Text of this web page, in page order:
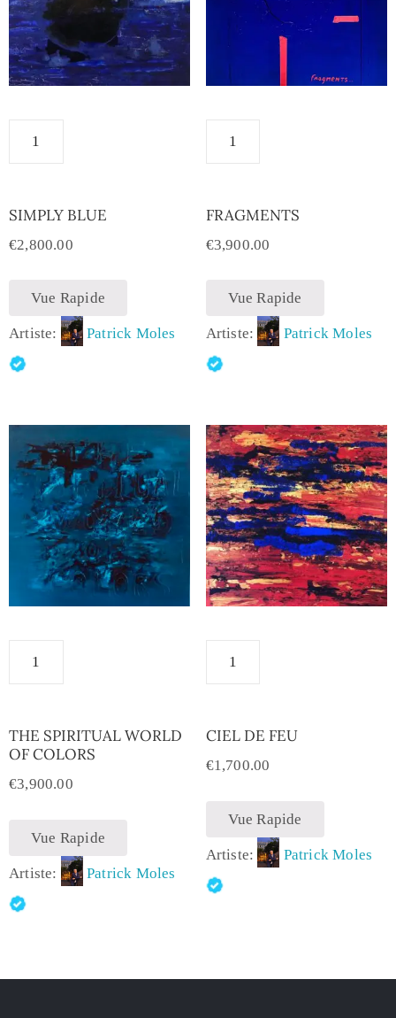
SIMPLY BLUE
€2,800.00
Vue Rapide
Artiste: Patrick Moles
FRAGMENTS
€3,900.00
Vue Rapide
Artiste: Patrick Moles
THE SPIRITUAL WORLD
OF COLORS
€3,900.00
Vue Rapide
Artiste: Patrick Moles
CIEL DE FEU
€1,700.00
Vue Rapide
Artiste: Patrick Moles